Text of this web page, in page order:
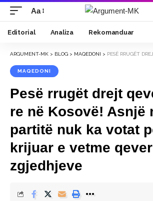
Font
Resizer
Aa
Editorial Analiza Rekomanduar
ARGUMENT-MK > BLOG > MAQEDONI > PESË RRUGËT DREJT QEVERISË SË RE NË KOSOVË! ASNJË
MAQEDONI
Pesë rrugët drejt
re në Kosovë! Asnjë
partitë nuk ka votat
krijuar e vetme
zgjedhjeve